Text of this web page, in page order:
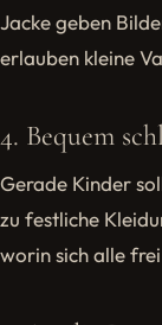
Jacke geben
erlauben kleine
4. Bequem
Gerade Kinder
zu festliche
worin sich alle